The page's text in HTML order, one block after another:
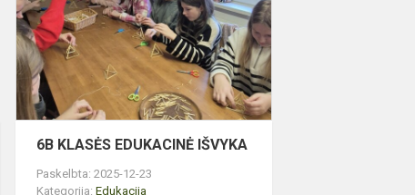
KALBA
KANKLĖS“
EDUKACINĖ
IŠVYKA
6B KLASĖS EDUKACINĖ IŠVYKA
Paskelbta: 2025-12-23
Kategorija:Edukacija